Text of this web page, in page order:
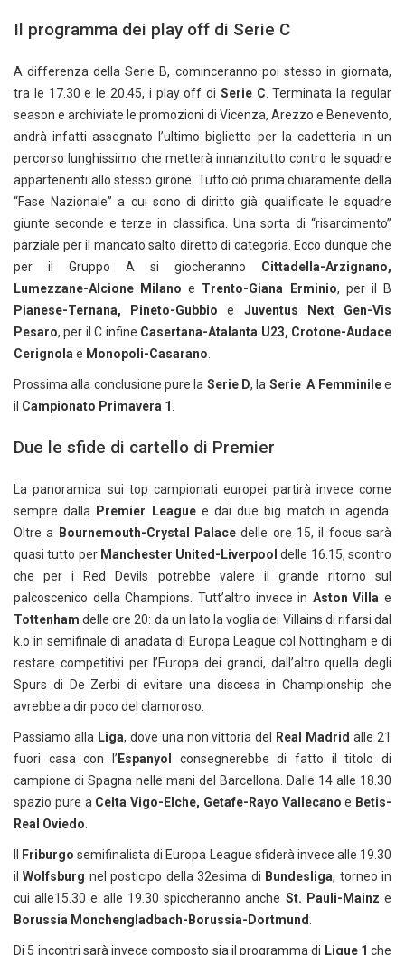
Il programma dei play off di Serie C
A differenza della Serie B, cominceranno poi stesso in giornata,
tra le 17.30 e le 20.45, i play off di Serie C . Terminata la regular
season e archiviate le promozioni di Vicenza, Arezzo e Benevento,
andrà infatti assegnato l’ultimo biglietto per la cadetteria in un
percorso lunghissimo che metterà innanzitutto contro le squadre
appartenenti allo stesso girone. Tutto ciò prima chiaramente della
“Fase Nazionale” a cui sono di diritto già qualificate le squadre
giunte seconde e terze in classifica. Una sorta di “risarcimento”
parziale per il mancato salto diretto di categoria. Ecco dunque che
per il Gruppo A si giocheranno Cittadella-Arzignano,
Lumezzane-Alcione Milano e Trento-Giana Erminio, per il B
Pianese-Ternana, Pineto-Gubbio e Juventus Next Gen-Vis
Pesaro, per il C infine Casertana-Atalanta U23, Crotone-Audace
Cerignola e Monopoli-Casarano
Prossima alla conclusione pure la Serie D, la Serie A Femminilee
il Campionato Primavera 1
Due le sfide di cartello di Premier
La panoramica sui top campionati europei partirà invece come
sempre dalla
Premier Leaguee dai due big match in agenda.
Oltre a
Bournemouth-Crystal Palace delle ore 15, il focus sarà
quasi tutto per Manchester United-Liverpool delle 16.15, scontro
che per i Red Devils potrebbe valere il grande ritorno sul
palcoscenico della Champions. Tutt’altro invece in Aston Villa e
Tottenham delle ore 20: da un lato la voglia dei Villains di rifarsi dal
k.o in semifinale di anadata di Europa League col Nottingham e di
restare competitivi per l’Europa dei grandi, dall’altro quella degli
Spurs di De Zerbi di evitare una discesa in Championship che
avrebbe a dir poco del clamoroso.
Passiamo alla Liga, dove una non vittoria del Real Madrid alle 21
fuori casa con l’ Espanyol
consegnerebbe di fatto il titolo di
campione di Spagna nelle mani del Barcellona. Dalle 14 alle 18.30
spazio pure a Celta Vigo-Elche, Getafe-Rayo Vallecano e Betis-
Real Oviedo
Friburgo semifinalista di Europa League sfiderà invece alle 19.30
ilWolfsburg nel posticipo della 32esima di Bundesliga, torneo in
cui alle15.30 e alle 19.30 spiccheranno anche St. Pauli-Mainz e
Borussia Monchengladbach-Borussia-Dortmund
Di 5 incontri sarà invece composto sia il programma di Ligue 1 che